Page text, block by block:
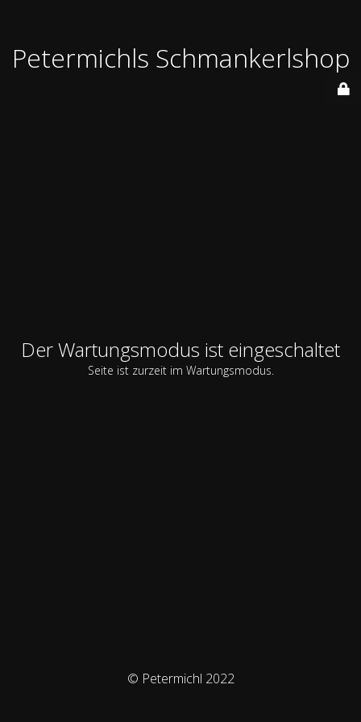
Petermichls Schmankerlshop
Der Wartungsmodus ist eingeschaltet
Seite ist zurzeit im Wartungsmodus.
© Petermichl 2022